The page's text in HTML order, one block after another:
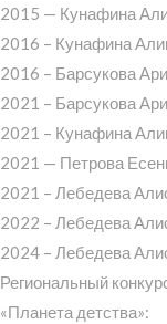
2015 — Кунафина
2016 – Кунафина
2016 – Барсукова
2021 – Барсукова
2021 – Кунафина
2021 — Петрова
2021 – Лебедева
2022 – Лебедева
2024 – Лебедева
Региональный
«Планета детства»: